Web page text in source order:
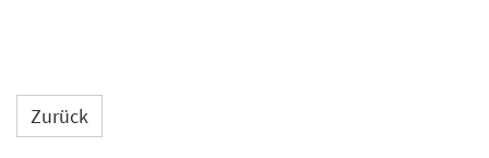
Zurück